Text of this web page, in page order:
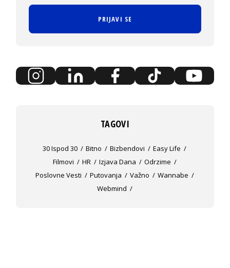
PRIJAVI SE
TAGOVI
30 Ispod 30 Bitno Bizbendovi
Easy Life
Filmovi
HR Izjava Dana
Odrzime
Poslovne Vesti
Putovanja Važno
Wannabe
Webmind